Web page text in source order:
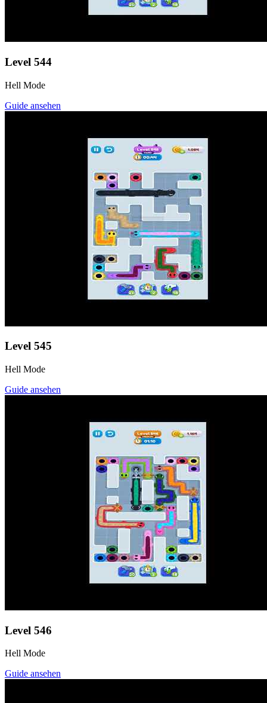
Level 544
Hell Mode
Guide ansehen
Level 545
Hell Mode
Guide ansehen
Level 546
Hell Mode
Guide ansehen